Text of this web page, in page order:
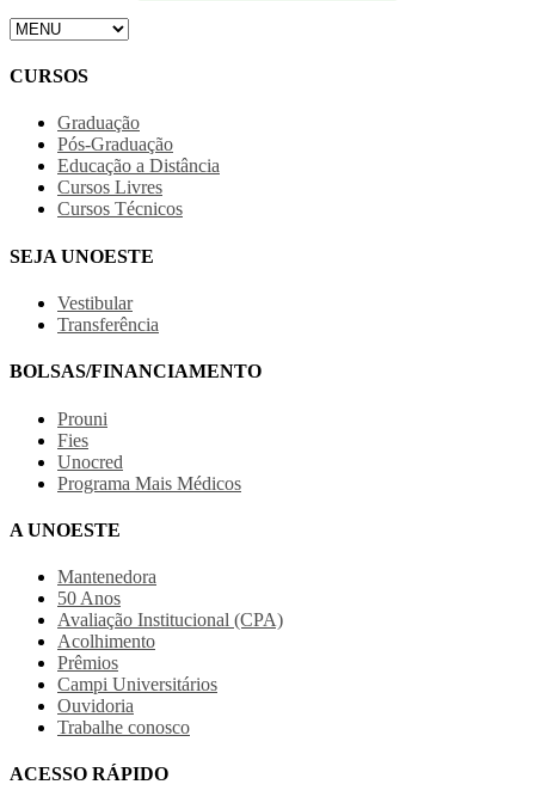
CURSOS
Graduação
Pós-Graduação
Educação a Distância
Cursos Livres
Cursos Técnicos
SEJA UNOESTE
Vestibular
Transferência
BOLSAS/FINANCIAMENTO
Prouni
Fies
Unocred
Programa Mais Médicos
A UNOESTE
Mantenedora
50 Anos
Avaliação Institucional (CPA)
Acolhimento
Prêmios
Campi Universitários
Ouvidoria
Trabalhe conosco
ACESSO RÁPIDO